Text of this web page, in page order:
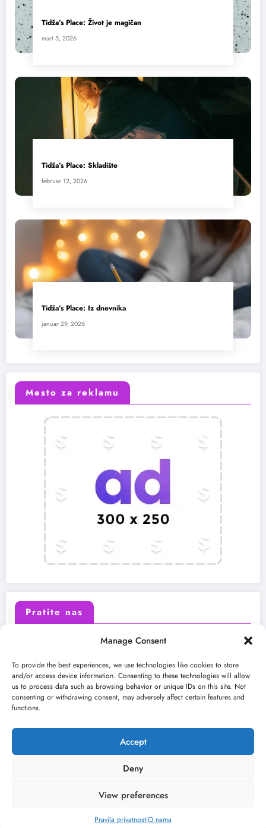
Manage Consent
To provide the best experiences, we use technologies like cookies to store
and/or access device information. Consenting to these technologies will allow
us to process data such as browsing behavior or unique IDs on this site. Not
consenting or withdrawing consent, may adversely affect certain features and
functions.
Accept
Deny
View preferences
Pravila privatnostiO nama
Tidža’s Place: Život je magičan
mart 5, 2026
Tidža’s Place: Skladište
februar 12, 2026
Tidža’s Place: Iz dnevnika
januar 29, 2026
Mesto za reklamu
Pratite nas
Instagram Youtube
O nama Uslovi
Kontakt
Kulturni kišobran| Powered BySpiceThemes